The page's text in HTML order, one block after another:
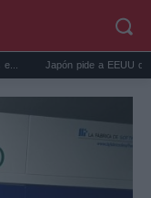
Japón pide a EEUU que deje